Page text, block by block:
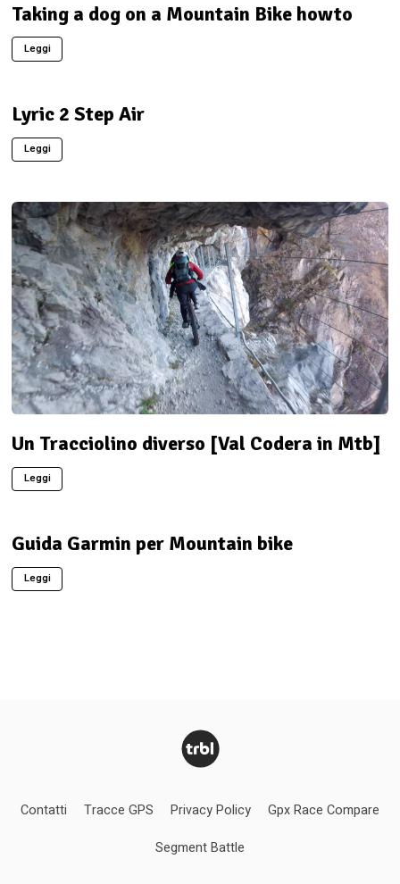
Taking a dog on a Mountain Bike howto
Leggi
Lyric 2 Step Air
Leggi
Un Tracciolino diverso [Val Codera in Mtb]
Leggi
Guida Garmin per Mountain bike
Leggi
Contatti Tracce GPS Privacy Policy Gpx Race Compare
Segment Battle